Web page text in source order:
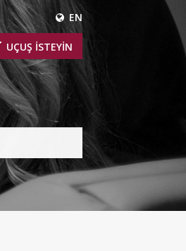
EN
UÇUŞ İSTEYİN